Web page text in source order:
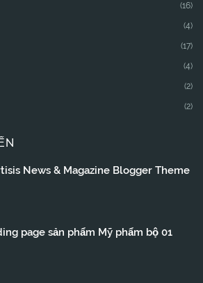
(16)
(4)
(17)
(4)
(2)
(2)
News & Magazine Blogger Theme
page sản phẩm Mỹ phẩm bộ 01